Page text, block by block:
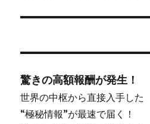
驚きの高額報酬が発生！
世界の中枢から直接入手した
“極秘情報”が最速で届く！